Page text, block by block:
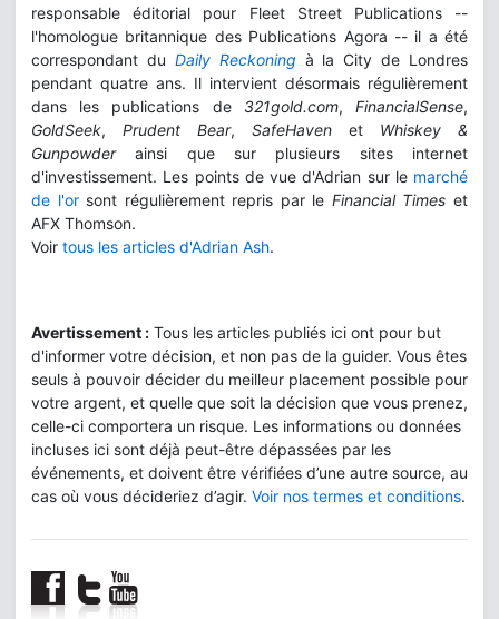
responsable éditorial pour Fleet Street Publications --
l'homologue britannique des Publications Agora -- il a été
correspondant du Daily Reckoning à la City de Londres
pendant quatre ans. Il intervient désormais régulièrement
dans les publications de 321gold.com,FinancialSense,
GoldSeek, Prudent Bear, SafeHaven et Whiskey &
Gunpowderainsi que sur plusieurs sites internet
d'investissement. Les points de vue d'Adrian sur le marché
de l'orsont régulièrement repris par le Financial Times et
AFX Thomson.
Voir tous les articles d'Adrian Ash.
Avertissement : Tous les articles publiés ici ont pour but
d'informer votre décision, et non pas de la guider. Vous êtes
seuls à pouvoir décider du meilleur placement possible pour
votre argent, et quelle que soit la décision que vous prenez,
celle-ci comportera un risque. Les informations ou données
incluses ici sont déjà peut-être dépassées par les
événements, et doivent être vérifiées d’une autre source, au
cas où vous décideriez d’agir. Voir nos termes et conditions.